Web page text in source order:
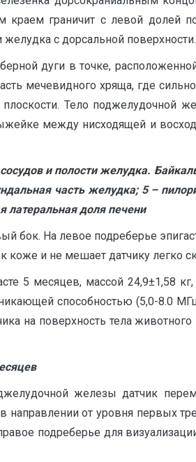
краем граничит с левой долей
с дорсальной поверхности.
дуги в точке,
мечевидного хряща, где
плоскости. Тело поджелудочной
между нисходящей и
и полости желудка.
часть желудка; 5 –
латеральная доля печени
бок. На левое подреберье
коже и не мешает датчику легко
5 месяцев, массой 24,9±1,58
способностью (5,0-8.0
на поверхность тела животного
железы датчик
направлении от уровня первых
подреберье для